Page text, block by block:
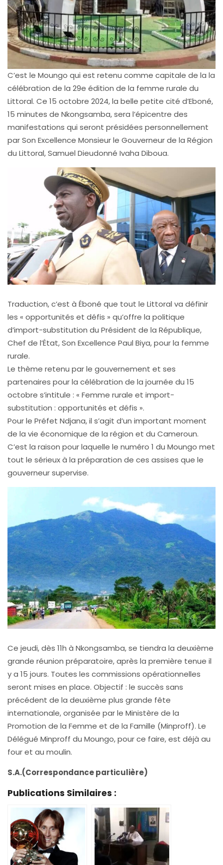
C’est le Moungo qui est retenu comme capitale de la la
célébration de la 29e édition de la femme rurale du
Littoral. Ce 15 octobre 2024, la belle petite cité d’Eboné,
15 minutes de Nkongsamba, sera l’épicentre des
manifestations qui seront présidées personnellement
par Son Excellence Monsieur le Gouverneur de la Région
du Littoral, Samuel Dieudonné Ivaha Diboua.
Traduction, c’est à Éboné que tout le Littoral va définir
les « opportunités et défis » qu’offre la politique
d’import-substitution du Président de la République,
Chef de l’État, Son Excellence Paul Biya, pour la femme
rurale.
Le thème retenu par le gouvernement et ses
partenaires pour la célébration de la journée du 15
octobre s’intitule : « Femme rurale et import-
substitution : opportunités et défis ».
Pour le Préfet Ndjana, il s’agit d’un important moment
de la vie économique de la région et du Cameroun.
C’est la raison pour laquelle le numéro 1 du Moungo met
tout le sérieux à la préparation de ces assises que le
gouverneur supervise.
Ce jeudi, dès 11h à Nkongsamba, se tiendra la deuxième
grande réunion préparatoire, après la première tenue il
y a 15 jours. Toutes les commissions opérationnelles
seront mises en place. Objectif : le succès sans
précédent de la deuxième plus grande fête
internationale, organisée par le Ministère de la
Promotion de la Femme et de la Famille (Minproff). Le
Délégué Minproff du Moungo, pour ce faire, est déjà au
four et au moulin.
S.A.(Correspondance particulière)
Publications Similaires :